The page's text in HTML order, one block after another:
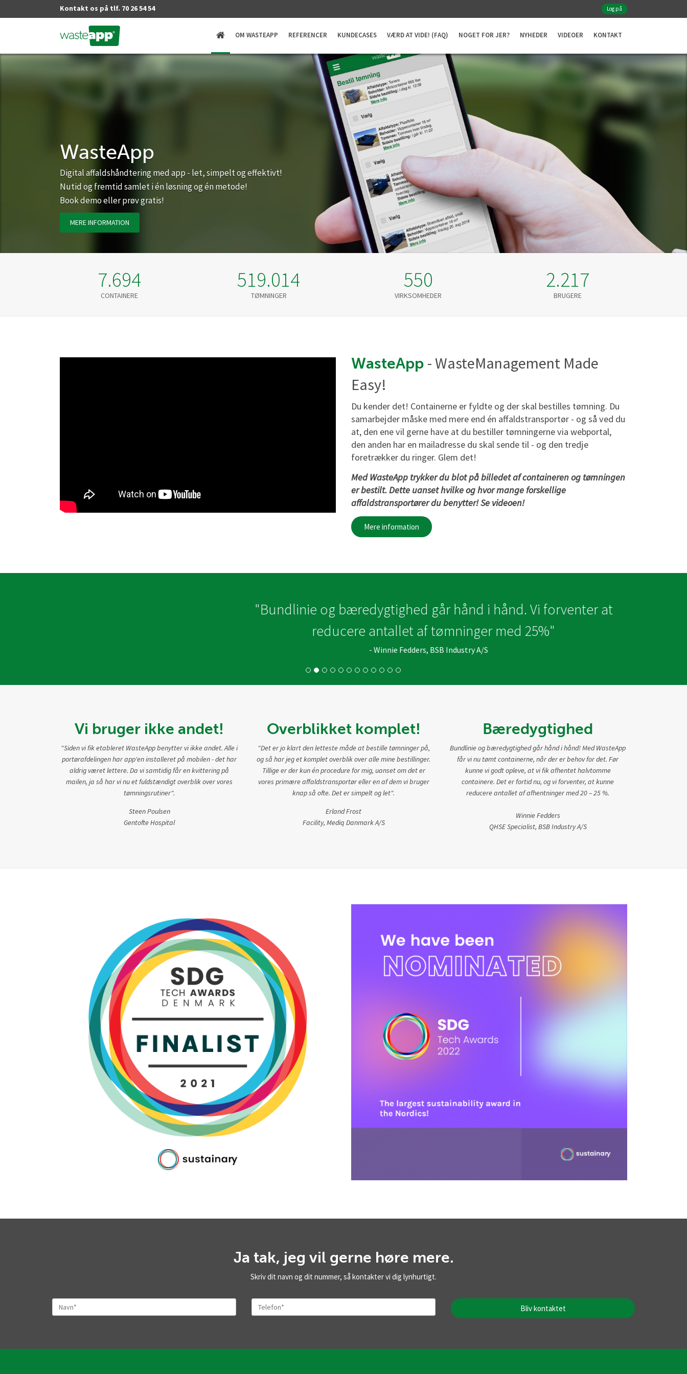
Kontakt os på tlf. 70 26 54 54 Log på
OM WASTEAPP REFERENCER KUNDECASES VÆRD AT VIDE! (FAQ) NOGET FOR JER? NYHEDER VIDEOER KONTAKT
WasteApp
Digital affaldshåndtering med app - let, simpelt og effektivt!
Nutid og fremtid samlet i én løsning og én metode!
Book demo eller prøv gratis!
MERE INFORMATION
7.694
CONTAINERE
519.014
TØMNINGER
550
VIRKSOMHEDER
2.217
BRUGERE
WasteApp - WasteManagement Made
Easy!
Du kender det! Containerne er fyldte og der skal bestilles tømning. Du
samarbejder måske med mere end én affaldstransportør - og så ved du
at, den ene vil gerne have at du bestiller tømningerne via webportal,
den anden har en mailadresse du skal sende til - og den tredje
foretrækker du ringer. Glem det!
Med WasteApp trykker du blot på billedet af containeren og tømningen
er bestilt. Dette uanset hvilke og hvor mange forskellige
affaldstransportører du benytter! Se videoen!
Mere information
"Bundlinie og bæredygtighed går hånd i hånd. Vi forventer at
reducere antallet af tømninger med 25%"
- Winnie Fedders, BSB Industry A/S
Vi bruger ikke andet!
"Siden vi fik etableret WasteApp benytter vi ikke andet. Alle i
portørafdelingen har app'en installeret på mobilen - det har
aldrig været lettere. Da vi samtidig får en kvittering på
mailen, ja så har vi nu et fuldstændigt overblik over vores
tømningsrutiner".
Steen Poulsen
Gentofte Hospital
Overblikket komplet!
"Det er jo klart den letteste måde at bestille tømninger på,
og så har jeg et komplet overblik over alle mine bestillinger.
Tillige er der kun én procedure for mig, uanset om det er
vores primære affaldstransportør eller en af dem vi bruger
knap så ofte. Det er simpelt og let".
Erland Frost
Facility, Mediq Danmark A/S
Bæredygtighed
Bundlinie og bæredygtighed går hånd i hånd! Med WasteApp
får vi nu tømt containerne, når der er behov for det. Før
kunne vi godt opleve, at vi fik afhentet halvtomme
containere. Det er fortid nu, og vi forventer, at kunne
reducere antallet af afhentninger med 20 – 25 %.
Winnie Fedders
QHSE Specialist, BSB Industry A/S
Ja tak, jeg vil gerne høre mere.
Skriv dit navn og dit nummer, så kontakter vi dig lynhurtigt.